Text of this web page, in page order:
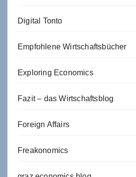
Digital Tonto
Empfohlene Wirtschaftsbücher
Exploring Economics
Fazit – das Wirtschaftsblog
Foreign Affairs
Freakonomics